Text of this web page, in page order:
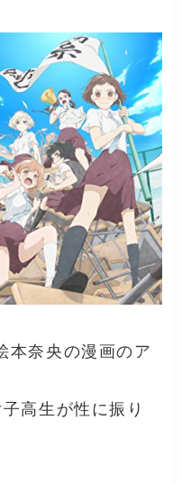
本奈央の漫画のア
高生が性に振り